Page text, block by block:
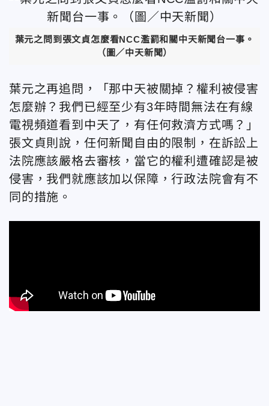
葉元之問到張文貞怎麼看NCC濫罰和關中天新聞台一事。
（圖／中天新聞）
葉元之再追問，「那中天被關掉？權利被侵害
怎麼辦？我們已經至少有3年時間無法在有線
電視頻道看到中天了，有任何救濟方式嗎？」
張文貞則說，任何新聞自由的限制，在訴訟上
法院應該嚴格去審核，當它的權利遭確認是被
侵害，我們就應該加以保障，行政法院會有不
同的措施。